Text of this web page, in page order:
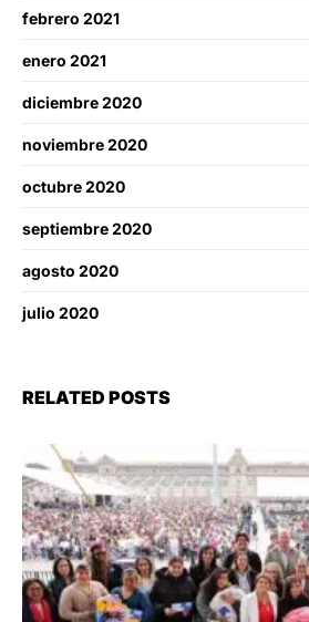
febrero 2021
enero 2021
diciembre 2020
noviembre 2020
octubre 2020
septiembre 2020
agosto 2020
julio 2020
RELATED POSTS